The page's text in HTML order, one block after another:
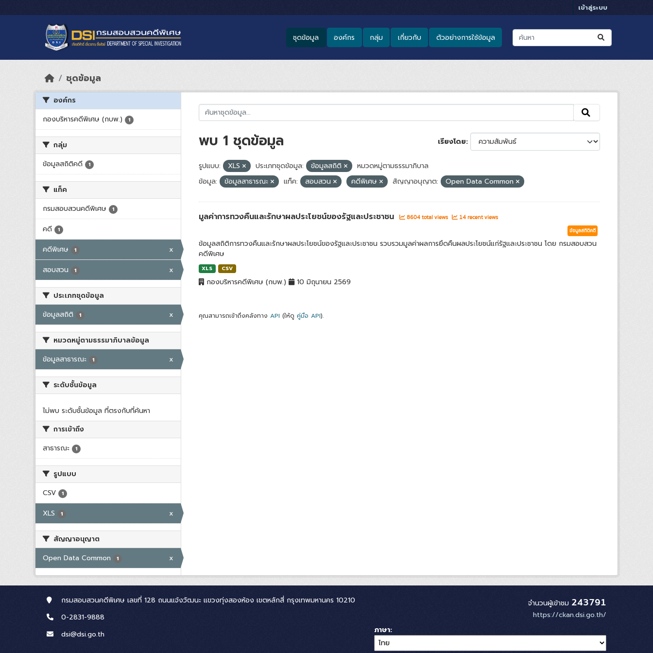
เข้าสู่ระบบ
ชุดข้อมูล องค์กร กลุ่ม เกี่ยวกับ ตัวอย่างการใช้ข้อมูล
ชุดข้อมูล
องค์กร
กองบริหารคดีพิเศษ (กบพ.)
1
กลุ่ม
ข้อมูลสถิติคดี
1
แท็ค
กรมสอบสวนคดีพิเศษ
1
คดี 1
คดีพิเศษ 1
x
สอบสวน
1 x
ประเภทชุดข้อมูล
ข้อมูลสถิติ
1 x
หมวดหมู่ตามธรรมาภิบาลข้อมูล
ข้อมูลสาธารณะ
1 x
ระดับชั้นข้อมูล
ไม่พบ ระดับชั้นข้อมูล ที่ตรงกับที่ค้นหา
การเข้าถึง
สาธารณะ
1
รูปแบบ
CSV
1
XLS 1 x
สัญญาอนุญาต
Open Data Common
1 x
เรียงโดย
พบ 1 ชุดข้อมูล
รูปแบบ: XLS ประเภทชุดข้อมูล: ข้อมูลสถิติ
หมวดหมู่ตามธรรมาภิบาล
ข้อมูล:
ข้อมูลสาธารณะ แท็ค: สอบสวน คดีพิเศษ สัญญาอนุญาต: Open Data Common
มูลค่าการทวงคืนและรักษาผลประโยชน์ของรัฐและประชาชน 8604 total views 14 recent views
ข้อมูลสถิติคดี
ข้อมูลสถิติการทวงคืนและรักษาผลประโยชน์ของรัฐและประชาชน รวบรวมมูลค่าผลการยึดคืนผลประโยชน์แก่รัฐและประชาชน โดย กรมสอบสวน
คดีพิเศษ
XLS CSV
กองบริหารคดีพิเศษ (กบพ.) 10 มิถุนายน 2569
คุณสามารถเข้าถึงคลังทาง API (ให้ดู คู่มือ API).
กรมสอบสวนคดีพิเศษ เลขที่ 128 ถนนแจ้งวัฒนะ แขวงทุ่งสองห้อง เขตหลักสี่ กรุงเทพมหานคร 10210
0-2831-9888
dsi@dsi.go.th
จำนวนผู้เข้าชม 243791
https://ckan.dsi.go.th/
ภาษา